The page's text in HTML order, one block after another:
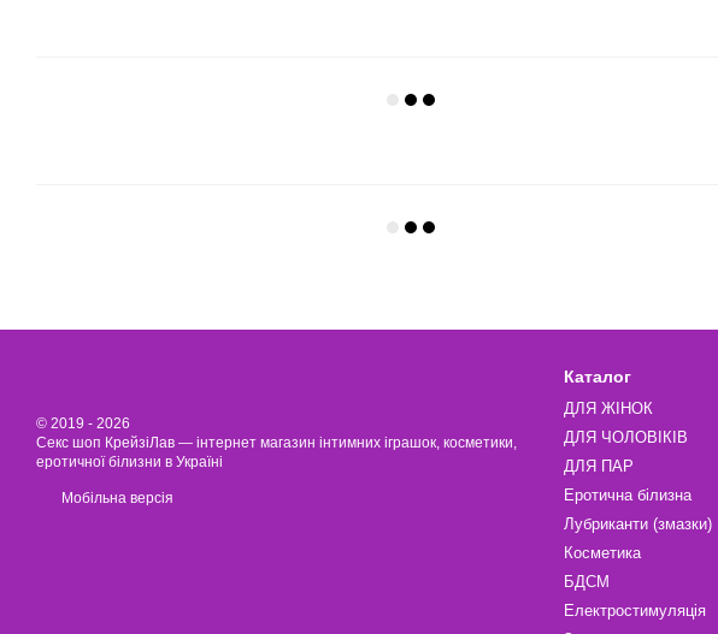
© 2019 - 2026
Секс шоп КрейзіЛав — інтернет магазин інтимних іграшок, косметики,
еротичної білизни в Україні
Мобільна версія
Каталог
ДЛЯ ЖІНОК
ДЛЯ ЧОЛОВІКІВ
ДЛЯ ПАР
Еротична білизна
Лубриканти (змазки)
Косметика
БДСМ
Електростимуляція